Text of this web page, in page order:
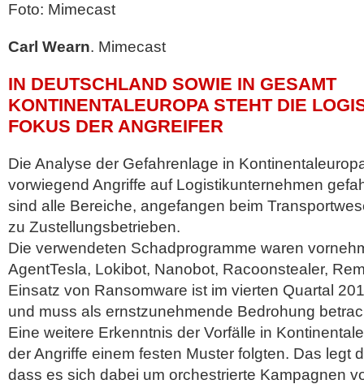
Foto: Mimecast
Carl Wearn. Mimecast
IN DEUTSCHLAND SOWIE IN GESAMT
KONTINENTALEUROPA STEHT DIE
FOKUS DER ANGREIFER
Die Analyse der Gefahrenlage in
vorwiegend Angriffe auf Logistikunternehmen
sind alle Bereiche, angefangen beim
zu Zustellungsbetrieben.
Die verwendeten Schadprogramme waren
AgentTesla, Lokibot, Nanobot, Racoonstealer,
Einsatz von Ransomware ist im vierten Quartal
und muss als ernstzunehmende Bedrohung
Eine weitere Erkenntnis der Vorfälle in
der Angriffe einem festen Muster folgten. Das legt
dass es sich dabei um orchestrierte Kampagnen